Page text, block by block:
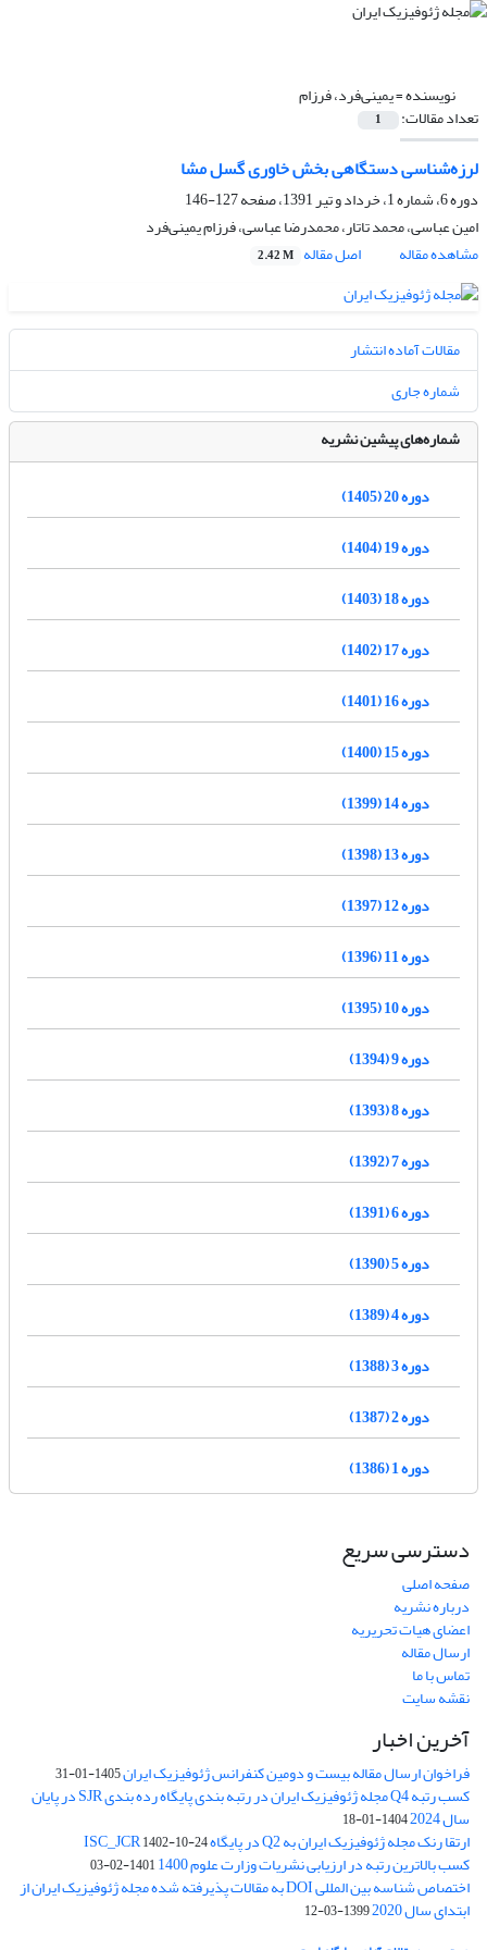
نویسنده =یمینی‌فرد، فرزام
تعداد مقالات: 1
لرزه‌شناسی دستگاهی بخش خاوری گسل مشا
دوره 6، شماره 1، خرداد و تیر 1391، صفحه
127-146
امین عباسی، محمد تاتار، محمدرضا عباسی، فرزام یمینی‌فرد
مشاهده مقاله
اصل مقاله 2.42 M
مقالات آماده انتشار
شماره جاری
شماره‌های پیشین نشریه
دوره 20 (1405)
دوره 19 (1404)
دوره 18 (1403)
دوره 17 (1402)
دوره 16 (1401)
دوره 15 (1400)
دوره 14 (1399)
دوره 13 (1398)
دوره 12 (1397)
دوره 11 (1396)
دوره 10 (1395)
دوره 9 (1394)
دوره 8 (1393)
دوره 7 (1392)
دوره 6 (1391)
دوره 5 (1390)
دوره 4 (1389)
دوره 3 (1388)
دوره 2 (1387)
دوره 1 (1386)
دسترسی سریع
صفحه اصلی
درباره نشریه
اعضای هیات تحریریه
ارسال مقاله
تماس با ما
نقشه سایت
آخرین اخبار
فراخوان ارسال مقاله بیست و دومین کنفرانس ژئوفیزیک ایران1405-01-31
کسب رتبه Q4 مجله ژئوفیزیک ایران در رتبه بندی پایگاه رده بندی SJR در پایان
سال 2024 1404-01-18
ارتقا رنک مجله ژئوفیزیک ایران به Q2 در پایگاه ISC_JCR 1402-10-24
کسب بالاترین رتبه در ارزیابی نشریات وزارت علوم 1400 1401-02-03
اختصاص شناسه بین المللی DOI به مقالات پذیرفته شده مجله ژئوفیزیک ایران از
ابتدای سال 2020 1399-03-12